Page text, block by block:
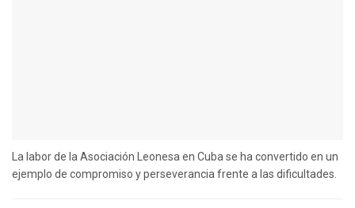
La labor de la Asociación Leonesa en Cuba se ha convertido en un
ejemplo de compromiso y perseverancia frente a las dificultades.